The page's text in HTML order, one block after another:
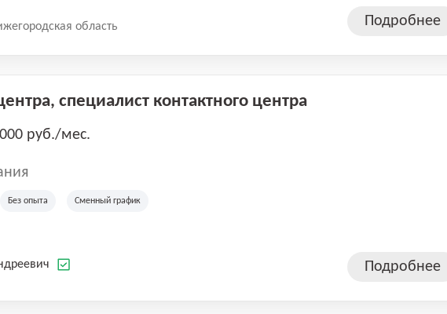
область Подробнее
специалист контактного центра
руб./мес.
Без опыта Сменный график
Подробнее